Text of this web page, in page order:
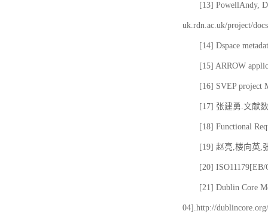
[13] PowellAndy,
uk.rdn.ac.uk/project/
[14] Dspace
[15] ARROW
[16] SVEP project
[17] 张建勇.文献
[18] Functional
[19] 赵亮,楼向英,
[20] ISO11179[EB/
[21] Dublin Core
04].http://